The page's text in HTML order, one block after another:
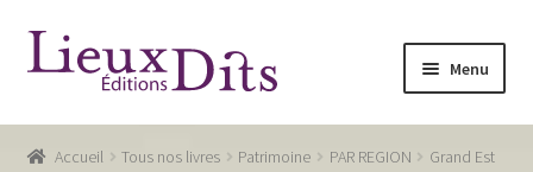
Aller
à
navigation
Aller
au
Menu
Accueil
Accueil Tous nos livres Patrimoine PAR REGION
Grand Est